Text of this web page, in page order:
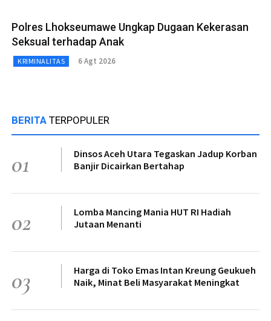
Polres Lhokseumawe Ungkap Dugaan Kekerasan
Seksual terhadap Anak
KRIMINALITAS 6 Agt 2026
BERITA TERPOPULER
01
Dinsos Aceh Utara Tegaskan Jadup Korban
Banjir Dicairkan Bertahap
02
Lomba Mancing Mania HUT RI Hadiah
Jutaan Menanti
03
Harga di Toko Emas Intan Kreung Geukueh
Naik, Minat Beli Masyarakat Meningkat